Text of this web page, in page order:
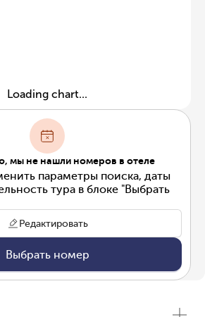
Loading chart...
мы не нашли номеров в отеле
параметры поиска, даты
тура в блоке "Выбрать
Редактировать
Выбрать номер